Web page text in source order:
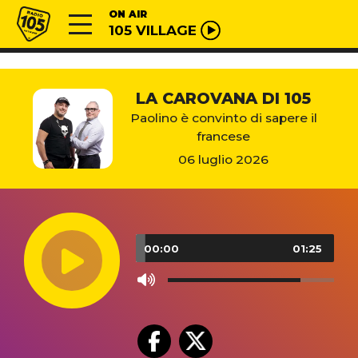
Vai al contenuto
Radio 105 ON AIR
105 VILLAGE
LA CAROVANA DI 105
Paolino è convinto di sapere il
francese
06 luglio 2026
Audio
Player
00:00 01:25
Use
keys